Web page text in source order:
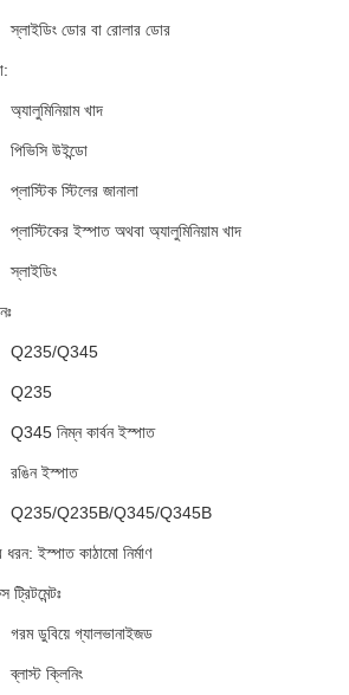
স্লাইডিং ডোর বা রোলার ডোর
অ্যালুমিনিয়াম খাদ
পিভিসি উইন্ডো
প্লাস্টিক স্টিলের জানালা
প্লাস্টিকের ইস্পাত অথবা অ্যালুমিনিয়াম খাদ
স্লাইডিং
Q235/Q345
Q235
Q345 নিম্ন কার্বন ইস্পাত
রঙিন ইস্পাত
Q235/Q235B/Q345/Q345B
ধরন: ইস্পাত কাঠামো নির্মাণ
ট্রিটমেন্টঃ
গরম ডুবিয়ে গ্যালভানাইজড
ব্লাস্ট ক্লিনিং